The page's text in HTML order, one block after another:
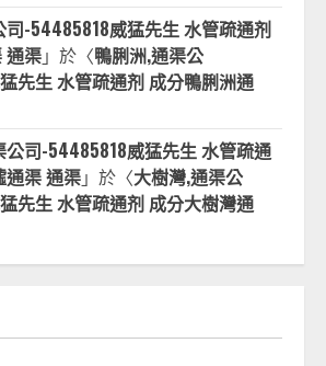
司-54485818威猛先生 水管疏通剂
通渠」於〈鴨脷洲,通渠公
先生 水管疏通剂 成分鴨脷洲通
公司-54485818威猛先生 水管疏通
通渠 通渠」於〈大樹灣,通渠公
先生 水管疏通剂 成分大樹灣通